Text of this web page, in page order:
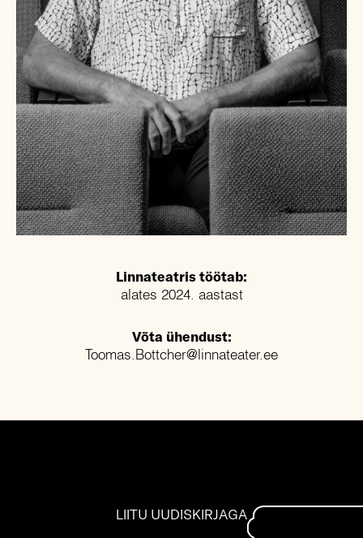
Linnateatris töötab:
alates 2024. aastast
Võta ühendust:
Toomas.Bottcher@linnateater.ee
LIITU UUDISKIRJAGA